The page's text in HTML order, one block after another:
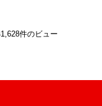
件のビュー